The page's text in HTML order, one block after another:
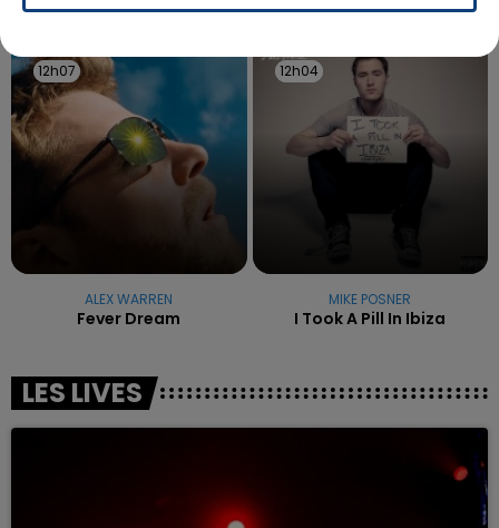
12h07
12h07
ALEX WARREN
Fever Dream
12h04
12h04
MIKE POSNER
I Took A Pill In Ibiza
LES LIVES